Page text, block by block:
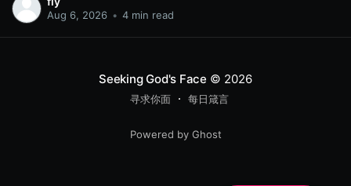
献给耶和华， 亚伯也将他羊群中头生的和羊的脂油献上。
为什么发怒呢？你为什么变了脸色呢？ 你若行得好，岂不
蒙悦纳？你若行得不好，罪就伏在门前。它必恋慕你，你
却要制伏它。” 该隐与他兄弟亚伯说话，二人正在田间，该
隐起来打他兄弟亚伯，把他杀了。 耶和华对该隐说：“你兄
Aug 6, 2026 • 4 min read
Seeking God's Face © 2026
寻求你面 每日箴言
Powered by Ghost